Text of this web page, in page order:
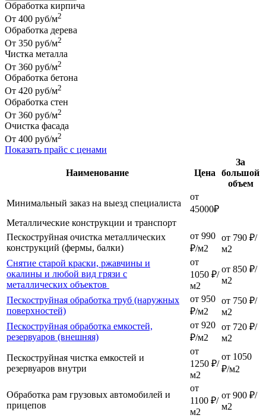
Обработка кирпича
От 400 руб/м2
Обработка дерева
От 350 руб/м2
Чистка металла
От 360 руб/м2
Обработка бетона
От 420 руб/м2
Обработка стен
От 360 руб/м2
Очистка фасада
От 400 руб/м2
Показать прайс с ценами
Наименование Цена
За
большой
объем
Минимальный заказ на выезд специалиста
от
45000₽
Металлические конструкции и транспорт
Пескоструйная очистка металлических
конструкций (фермы, балки)
от 990
₽/м2
от 790 ₽/
м2
Снятие старой краски, ржавчины и
окалины и любой вид грязи с
металлических объектов
от
1050 ₽/
м2
от 850 ₽/
м2
Пескоструйная обработка труб (наружных
поверхностей)
от 950
₽/м2
от 750 ₽/
м2
Пескоструйная обработка емкостей,
резервуаров (внешняя)
от 920
₽/м2
от 720 ₽/
м2
Пескоструйная чистка емкостей и
резервуаров внутри
от
1250 ₽/
м2
от 1050
₽/м2
Обработка рам грузовых автомобилей и
прицепов
от
1100 ₽/
м2
от 900 ₽/
м2